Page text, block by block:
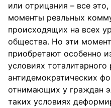
или отрицания – все
моменты реальных
происходящих на всех
общества. Но эти
приобретают особенно
условиях
антидемократических
отнимающих у граждан
таких условиях